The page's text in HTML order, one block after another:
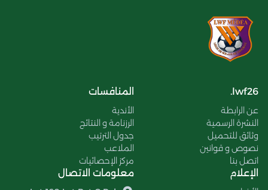
lwf26.
عن الرابطة
النشرة الرسمية
وثائق للتحميل
نصوص و قوانين
اتصل بنا
المنافسات
الأندية
الرزنامة و النتائج
جدول الترتيب
الملاعب
مركز الإحصائيات
الإعلام معلومات الاتصال